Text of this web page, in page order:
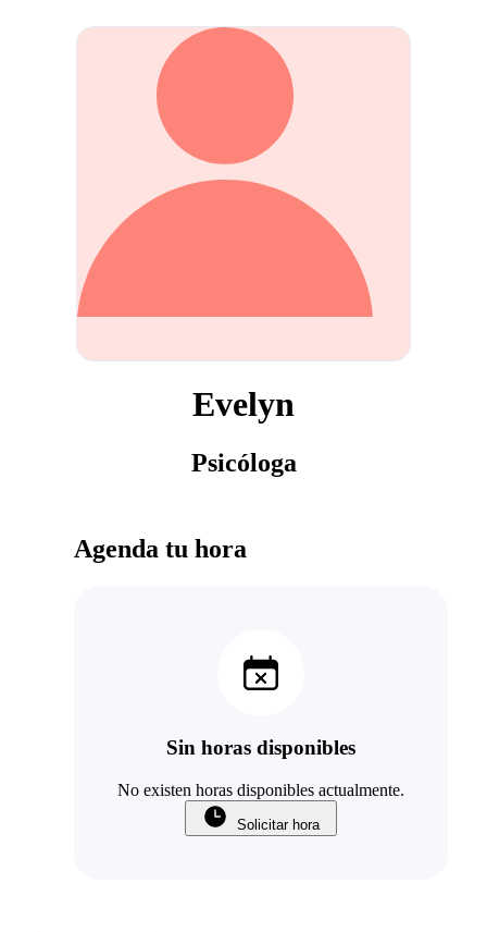
Evelyn
Psicóloga
Agenda tu hora
Sin horas disponibles
No existen horas disponibles actualmente.
Solicitar hora